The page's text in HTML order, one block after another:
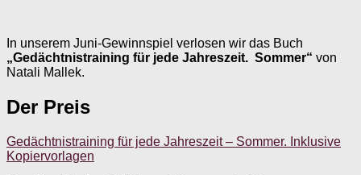
In unserem Juni-Gewinnspiel verlosen wir das Buch
„Gedächtnistraining für jede Jahreszeit. Sommer“ von
Natali Mallek.
Der Preis
Gedächtnistraining für jede Jahreszeit – Sommer. Inklusive
Kopiervorlagen